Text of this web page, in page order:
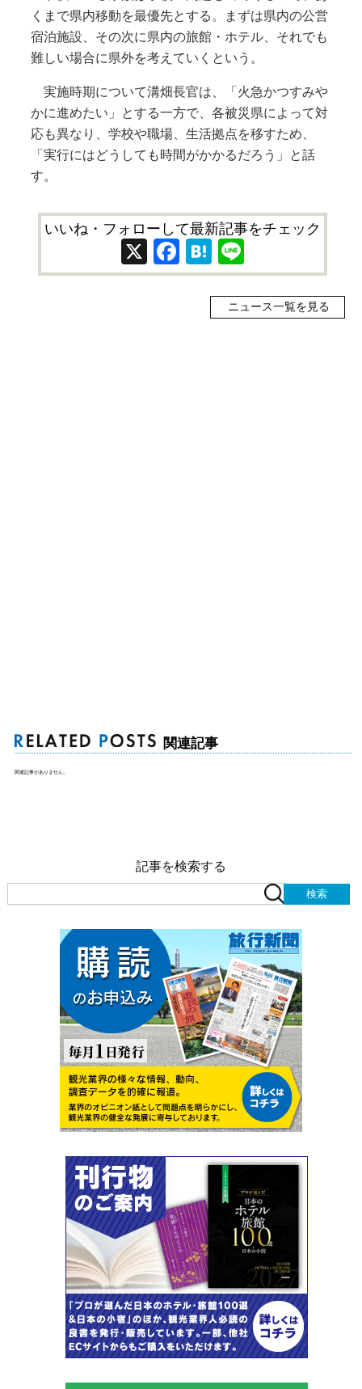
くまで県内移動を最優先とする。まずは県内の公営
宿泊施設、その次に県内の旅館・ホテル、それでも
難しい場合に県外を考えていくという。
実施時期について溝畑長官は、「火急かつすみや
かに進めたい」とする一方で、各被災県によって対
応も異なり、学校や職場、生活拠点を移すため、
「実行にはどうしても時間がかかるだろう」と話
す。
いいね・フォローして最新記事をチェック
X Facebook
Hatena
ニュース一覧を見る
関連記事
関連記事がありません。
記事を検索する